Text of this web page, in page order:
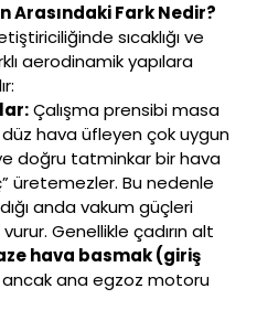
Arasındaki Fark Nedir?
sıcaklığı ve
aerodinamik yapılara
Çalışma prensibi masa
hava üfleyen çok uygun
doğru tatminkar bir hava
üretemezler. Bu nedenle
anda vakum güçleri
Genellikle çadırın alt
hava basmak (giriş
ana egzoz motoru